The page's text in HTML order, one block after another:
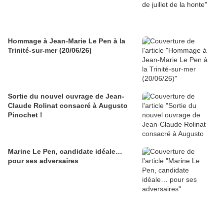
Hommage à Jean-Marie Le Pen à la
Trinité-sur-mer (20/06/26)
Sortie du nouvel ouvrage de Jean-
Claude Rolinat consacré à Augusto
Pinochet !
Marine Le Pen, candidate idéale…
pour ses adversaires